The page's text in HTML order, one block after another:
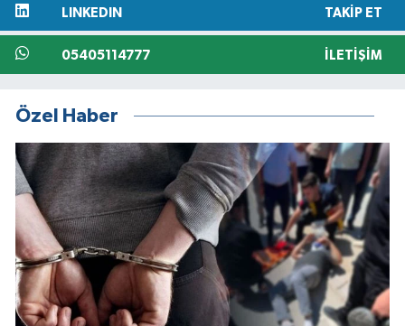
LINKEDIN TAKIP ET
05405114777 İLETIŞIM
Özel Haber